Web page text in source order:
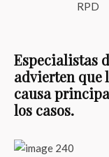
RPD
Especialistas
advierten que
causa
los casos.